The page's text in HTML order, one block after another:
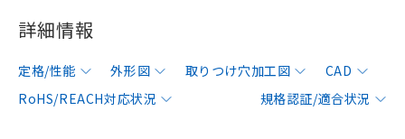
詳細情報
定格/性能 外形図 取りつけ穴加工図
CAD
RoHS/REACH対応状況
規格認証/適合状況